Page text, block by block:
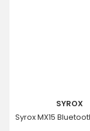
SYROX
Syrox MX15